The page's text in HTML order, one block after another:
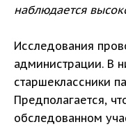
наблюдается
Исследования
администрации. В
старшеклассники
Предполагается,
обследованном